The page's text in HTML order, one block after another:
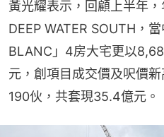
黃光耀表示，回顧上半年
DEEP WATER SOUTH，
BLANC」4房大宅更以
元，創項目成交價及呎價
190伙，共套現35.4億元。